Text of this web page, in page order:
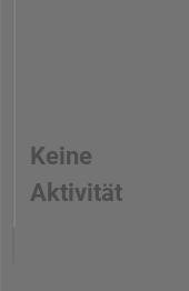
Keine
Aktivität